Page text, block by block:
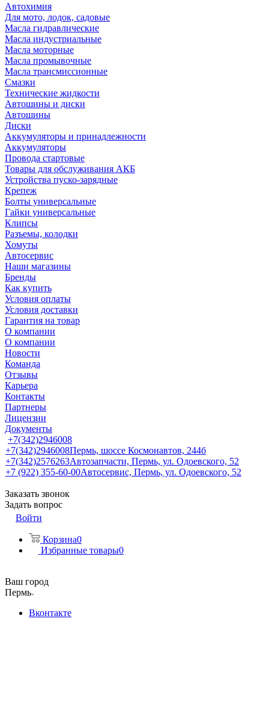
Автохимия
Для мото, лодок, садовые
Масла гидравлические
Масла индустриальные
Масла моторные
Масла промывочные
Масла трансмиссионные
Смазки
Технические жидкости
Автошины и диски
Автошины
Диски
Аккумуляторы и принадлежности
Аккумуляторы
Провода стартовые
Товары для обслуживания АКБ
Устройства пуско-зарядные
Крепеж
Болты универсальные
Гайки универсальные
Клипсы
Разъемы, колодки
Хомуты
Автосервис
Наши магазины
Бренды
Как купить
Условия оплаты
Условия доставки
Гарантия на товар
О компании
О компании
Новости
Команда
Отзывы
Карьера
Контакты
Партнеры
Лицензии
Документы
+7(342)2946008
+7(342)2946008Пермь, шоссе Космонавтов, 244б
+7(342)2576263Автозапчасти, Пермь, ул. Одоевского, 52
+7 (922) 355-60-00Автосервис, Пермь, ул. Одоевского, 52
Заказать звонок
Задать вопрос
Войти
Корзина0
Избранные товары0
Ваш город
Пермь
Вконтакте